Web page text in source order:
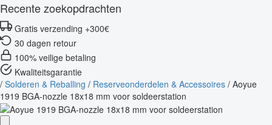
Recente zoekopdrachten
Gratis verzending +300€
30 dagen retour
100% veilige betaling
Kwaliteitsgarantie
/ Solderen & Reballing / Reserveonderdelen & Accessoires / Aoyue
1919 BGA-nozzle 18x18 mm voor soldeerstation